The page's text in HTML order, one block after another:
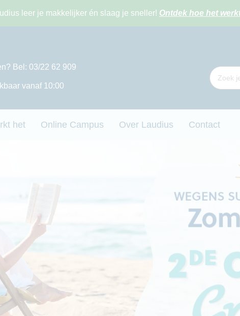
leer je makkelijker én slaag je sneller! Ontdek hoe het
Bel: 03/22 62 909
vanaf 10:00
het Online Campus Over Laudius Contact